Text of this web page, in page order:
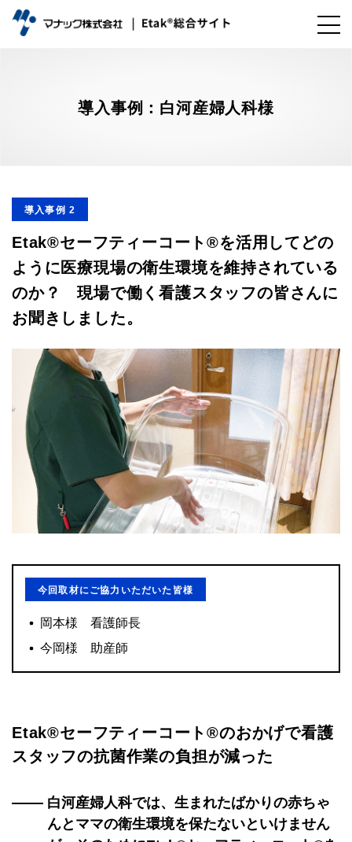
導入事例：白河産婦人科様
導入事例 2
Etak®セーフティーコート®を活用してどの
ように医療現場の衛生環境を維持されている
のか？ 現場で働く看護スタッフの皆さんに
お聞きしました。
今回取材にご協力いただいた皆様
岡本様 看護師長
今岡様 助産師
Etak®セーフティーコート®のおかげで看護
スタッフの抗菌作業の負担が減った
白河産婦人科では、生まれたばかりの赤ちゃ
んとママの衛生環境を保たないといけません